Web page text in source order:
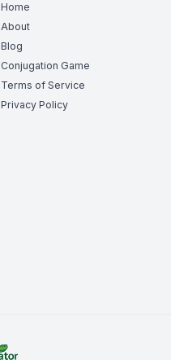
Home
About
Blog
Conjugation Game
Terms of Service
Privacy Policy